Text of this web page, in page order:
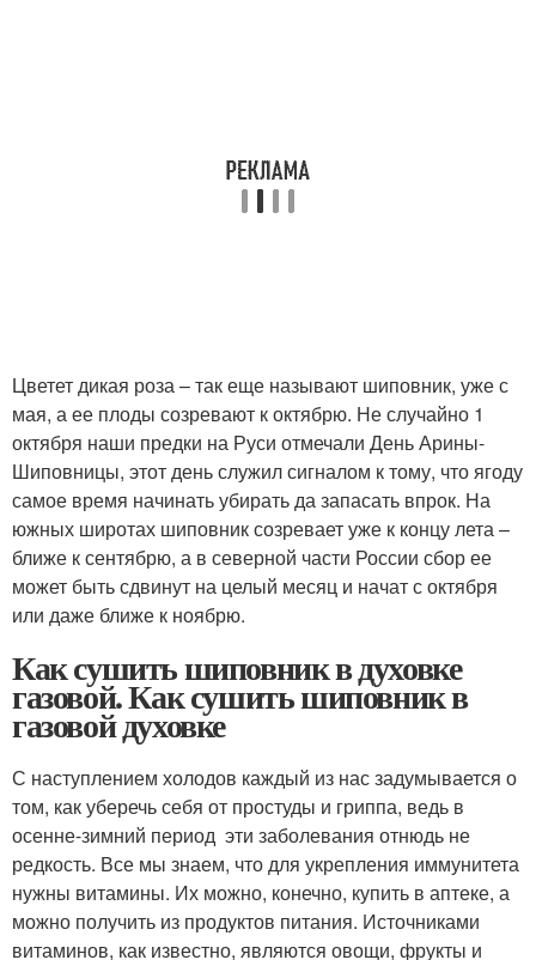
Цветет дикая роза – так еще называют шиповник, уже с
мая, а ее плоды созревают к октябрю. Не случайно 1
октября наши предки на Руси отмечали День Арины-
Шиповницы, этот день служил сигналом к тому, что ягоду
самое время начинать убирать да запасать впрок. На
южных широтах шиповник созревает уже к концу лета –
ближе к сентябрю, а в северной части России сбор ее
может быть сдвинут на целый месяц и начат с октября
или даже ближе к ноябрю.
Как сушить шиповник в духовке
газовой. Как сушить шиповник в
газовой духовке
С наступлением холодов каждый из нас задумывается о
том, как уберечь себя от простуды и гриппа, ведь в
осенне-зимний период эти заболевания отнюдь не
редкость. Все мы знаем, что для укрепления иммунитета
нужны витамины. Их можно, конечно, купить в аптеке, а
можно получить из продуктов питания. Источниками
витаминов, как известно, являются овощи, фрукты и